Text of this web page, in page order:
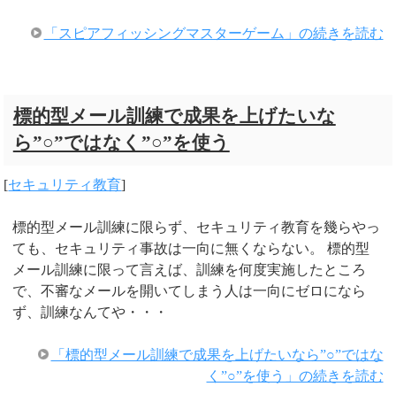
「スピアフィッシングマスターゲーム」の続きを読む
標的型メール訓練で成果を上げたいな
ら”○”ではなく”○”を使う
[セキュリティ教育]
標的型メール訓練に限らず、セキュリティ教育を幾らやっ
ても、セキュリティ事故は一向に無くならない。 標的型
メール訓練に限って言えば、訓練を何度実施したところ
で、不審なメールを開いてしまう人は一向にゼロになら
ず、訓練なんてや・・・
「標的型メール訓練で成果を上げたいなら”○”ではな
く”○”を使う」の続きを読む